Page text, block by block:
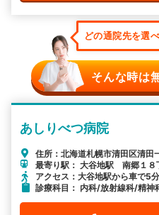
どの通院先を選
そんな時は
あしりべつ病院
住所：北海道札幌市清田区清
最寄り駅： 大谷地駅 南郷１
アクセス：大谷地駅から車で5分
診療科目： 内科/放射線科/精神